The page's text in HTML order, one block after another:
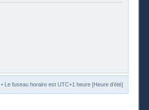
• Le fuseau horaire est UTC+1 heure [Heure d’été]